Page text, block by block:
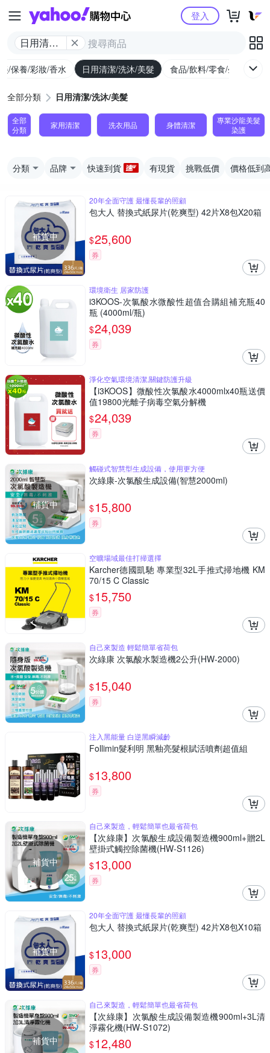
Yahoo購物中心
日用清潔/
登入
/保養/彩妝/香水 日用清潔/洗沐/美髮 食品/飲料/零食/生鮮
全部分類 日用清潔/洗沐/美髮
全部
分類
家用清潔 洗衣用品 身體清潔
專業沙龍美髮
染護
分類 品牌 快速到貨 有現貨 挑戰低價 價格低到
補貨中
20年全面守護 最懂長輩的照顧
包大人 替換式紙尿片(乾爽型) 42片X8包X20箱
$25,600
券
環境衛生 居家防護
i3KOOS-次氯酸水微酸性超值合購組補充瓶40
瓶 (4000ml/瓶)
$24,039
券
淨化空氣環境清潔,關鍵防護升級
【i3KOOS】微酸性次氯酸水4000mlx40瓶送價
值19800光離子病毒空氣分解機
$24,039
券
補貨中
觸碰式智慧型生成設備，使用更方便
次綠康-次氯酸生成設備(智慧2000ml)
$15,800
券
空曠場域最佳打掃選擇
Karcher德國凱馳 專業型32L手推式掃地機 KM
70/15 C Classic
$15,750
券
自己來製造 輕鬆簡單省荷包
次綠康 次氯酸水製造機2公升(HW-2000)
$15,040
券
注入黑能量 白逆黑瞬減齡
Follimin髮利明 黑釉亮髮根賦活噴劑超值組
$13,800
券
補貨中
自己來製造，輕鬆簡單也最省荷包
【次綠康】次氯酸生成設備製造機900ml+贈2L
壁掛式觸控除菌機(HW-S1126)
$13,000
券
補貨中
20年全面守護 最懂長輩的照顧
包大人 替換式紙尿片(乾爽型) 42片X8包X10箱
$13,000
券
補貨中
自己來製造，輕鬆簡單也最省荷包
【次綠康】次氯酸生成設備製造機900ml+3L清
淨霧化機(HW-S1072)
$12,480